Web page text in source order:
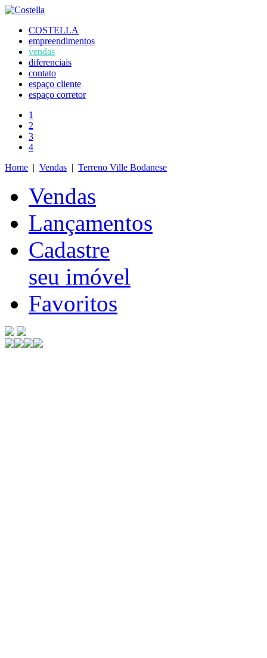
COSTELLA
empreendimentos
vendas
diferenciais
contato
espaço cliente
espaço corretor
1
2
3
4
Home | Vendas | Terreno Ville Bodanese
Vendas
Lançamentos
Cadastre
seu imóvel
Favoritos